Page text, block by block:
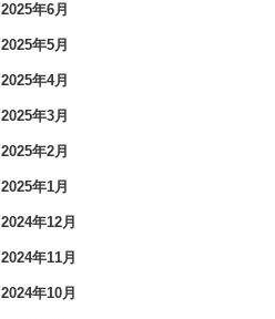
2025年6月
2025年5月
2025年4月
2025年3月
2025年2月
2025年1月
2024年12月
2024年11月
2024年10月